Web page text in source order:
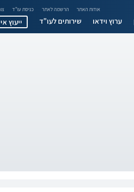
אודות האתר הרשמה לאתר כניסת עו"ד
ערוץ וידאו שירותים לעו"ד ייעוץ